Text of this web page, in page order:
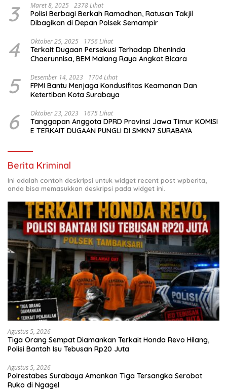
3 Maret 8, 2025 2378 Lihat
Polisi Berbagi Berkah Ramadhan, Ratusan Takjil
Dibagikan di Depan Polsek Semampir
4 Oktober 25, 2025 1756 Lihat
Terkait Dugaan Persekusi Terhadap Dheninda
Chaerunnisa, BEM Malang Raya Angkat Bicara
5 Desember 14, 2023 1704 Lihat
FPMI Bantu Menjaga Kondusifitas Keamanan Dan
Ketertiban Kota Surabaya
6 Oktober 23, 2023 1675 Lihat
Tanggapan Anggota DPRD Provinsi Jawa Timur KOMISI
E TERKAIT DUGAAN PUNGLI DI SMKN7 SURABAYA
Berita Kriminal
Ini adalah contoh deskripsi untuk widget recent post wpberita,
anda bisa memasukkan deskripsi pada widget ini.
Agustus 5, 2026
Tiga Orang Sempat Diamankan Terkait Honda Revo Hilang,
Polisi Bantah Isu Tebusan Rp20 Juta
Agustus 5, 2026
Polrestabes Surabaya Amankan Tiga Tersangka Serobot
Ruko di Ngagel